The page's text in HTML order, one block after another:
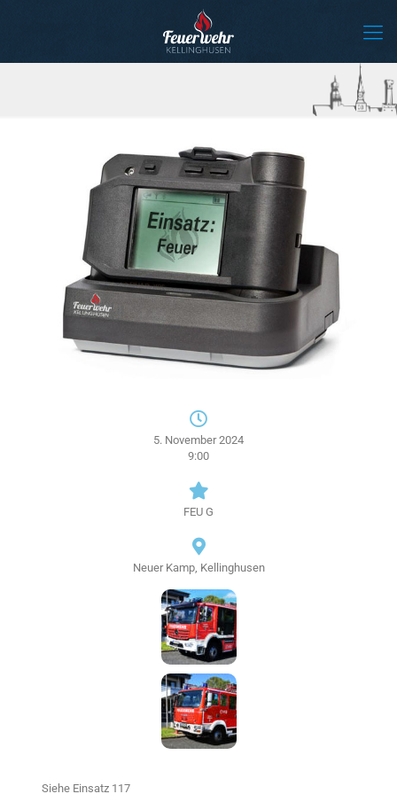
5. November 2024
9:00
FEU G
Neuer Kamp, Kellinghusen
Siehe Einsatz 117